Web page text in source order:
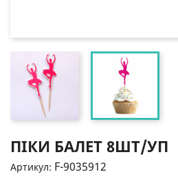
ПІКИ БАЛЕТ 8ШТ/УП
Артикул: F-9035912